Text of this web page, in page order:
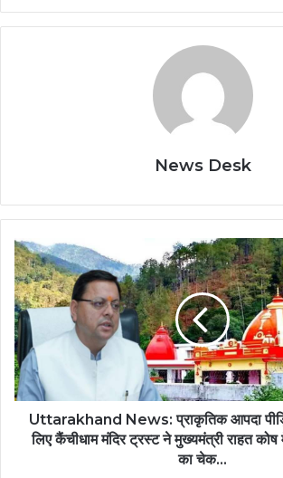
News Desk
Uttarakhand News: प्राकृतिक आपदा
लिए कैंचीधाम मंदिर ट्रस्ट ने मुख्यमंत्री राहत कोष
का चेक…